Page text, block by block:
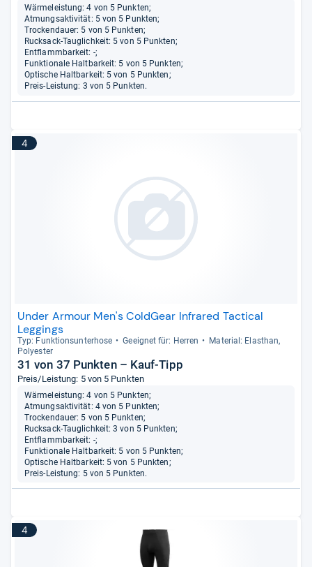
Wärmeleistung: 4 von 5 Punkten;
Atmungsaktivität: 5 von 5 Punkten;
Trockendauer: 5 von 5 Punkten;
Rucksack-Tauglichkeit: 5 von 5 Punkten;
Entflammbarkeit: -;
Funktionale Haltbarkeit: 5 von 5 Punkten;
Optische Haltbarkeit: 5 von 5 Punkten;
Preis-Leistung: 3 von 5 Punkten.
4
Under Armour Men's ColdGear Infrared Tactical
Leggings
Typ: Funk­ti­ons­un­ter­hose Geeig­net für: Her­ren
Mate­rial: Elasthan,
Poly­es­ter
31 von 37 Punkten – Kauf-Tipp
Preis/Leistung: 5 von 5 Punkten
Wärmeleistung: 4 von 5 Punkten;
Atmungsaktivität: 4 von 5 Punkten;
Trockendauer: 5 von 5 Punkten;
Rucksack-Tauglichkeit: 3 von 5 Punkten;
Entflammbarkeit: -;
Funktionale Haltbarkeit: 5 von 5 Punkten;
Optische Haltbarkeit: 5 von 5 Punkten;
Preis-Leistung: 5 von 5 Punkten.
4